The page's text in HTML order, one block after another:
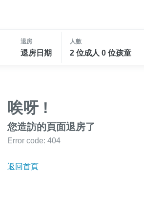
退房
退房日期
人數
2 位成人 0 位孩童
唉呀 !
您造訪的頁面退房了
Error code: 404
返回首頁